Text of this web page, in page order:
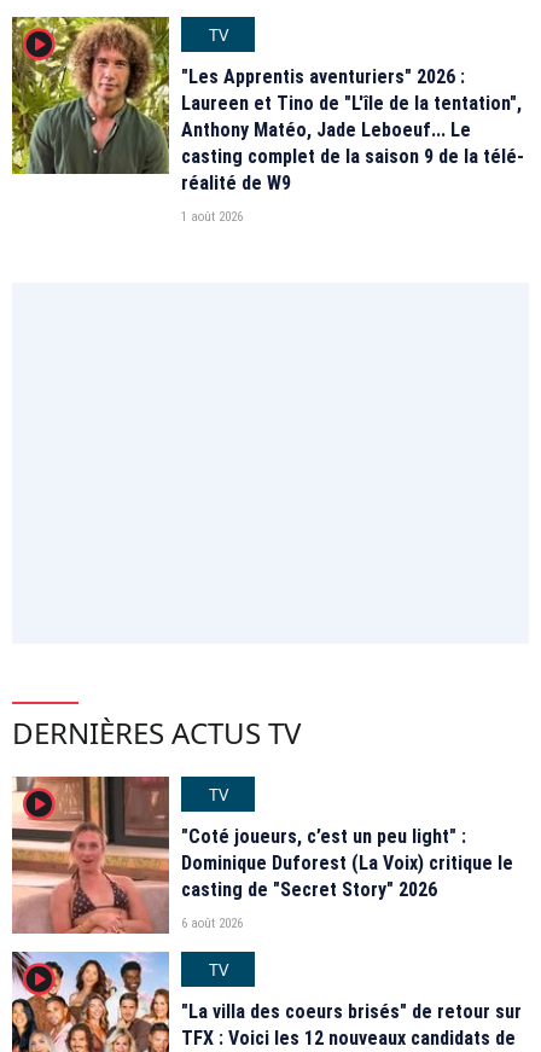
player2
TV
"Les Apprentis aventuriers" 2026 :
Laureen et Tino de "L'île de la tentation",
Anthony Matéo, Jade Leboeuf... Le
casting complet de la saison 9 de la télé-
réalité de W9
1 août 2026
DERNIÈRES ACTUS TV
player2
TV
"Coté joueurs, c’est un peu light" :
Dominique Duforest (La Voix) critique le
casting de "Secret Story" 2026
6 août 2026
player2
TV
"La villa des coeurs brisés" de retour sur
TFX : Voici les 12 nouveaux candidats de